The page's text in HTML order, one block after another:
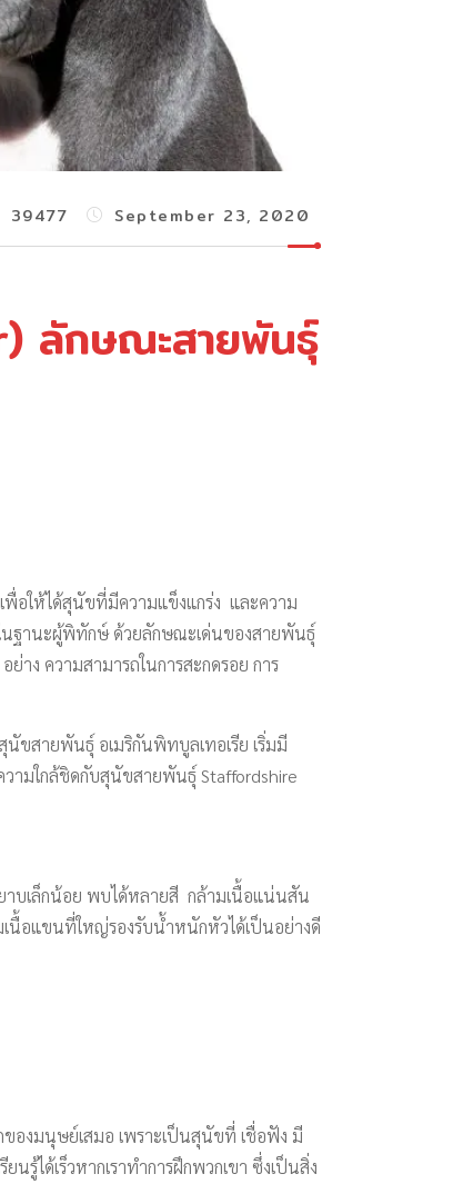
39477 September 23, 2020
ลักษณะสายพันธุ์
พื่อให้ได้สุนัขที่มีความแข็งแกร่ง และความ
นฐานะผู้พิทักษ์ ด้วยลักษณะเด่นของสายพันธุ์
าง ความสามารถในการสะกดรอย การ
สายพันธุ์ อเมริกันพิทบูลเทอเรีย เริ่มมี
มใกล้ชิดกับสุนัขสายพันธุ์ Staffordshire
บเล็กน้อย พบได้หลายสี กล้ามเนื้อแน่นสัน
เนื้อแขนที่ใหญ่รองรับน้ำหนักหัวได้เป็นอย่างดี
องมนุษย์เสมอ เพราะเป็นสุนัขที่ เชื่อฟัง มี
รู้ได้เร็วหากเราทำการฝึกพวกเขา ซึ่งเป็นสิ่ง